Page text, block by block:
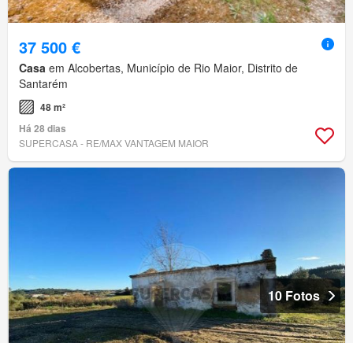
37 500 €
Casa em Alcobertas, Município de Rio Maior, Distrito de
Santarém
48 m²
Há 28 dias
SUPERCASA - RE/MAX VANTAGEM MAIOR
10 Fotos